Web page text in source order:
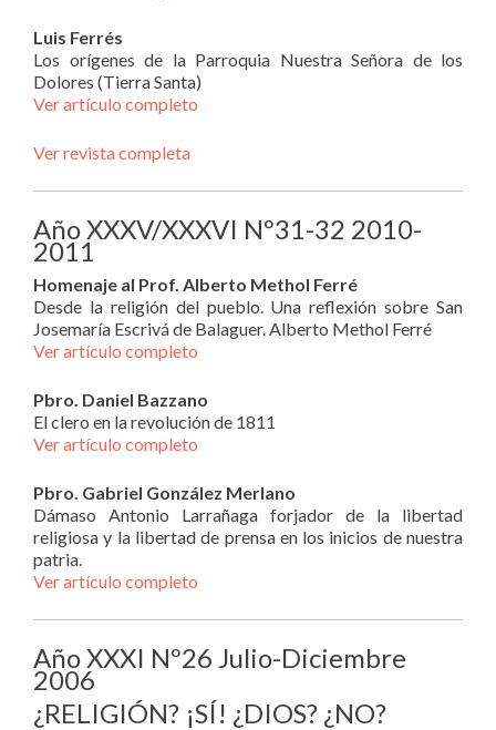
Luis Ferrés
Los orígenes de la Parroquia Nuestra Señora de los
Dolores (Tierra Santa)
Ver artículo completo
Ver revista completa
Año XXXV/XXXVI Nº31-32 2010-
2011
Homenaje al Prof. Alberto Methol Ferré
Desde la religión del pueblo. Una reflexión sobre San
Josemaría Escrivá de Balaguer. Alberto Methol Ferré
Ver artículo completo
Pbro. Daniel Bazzano
El clero en la revolución de 1811
Ver artículo completo
Pbro. Gabriel González Merlano
Dámaso Antonio Larrañaga forjador de la libertad
religiosa y la libertad de prensa en los inicios de nuestra
patria.
Ver artículo completo
Año XXXI Nº26 Julio-Diciembre
2006
¿RELIGIÓN? ¡SÍ! ¿DIOS? ¿NO?